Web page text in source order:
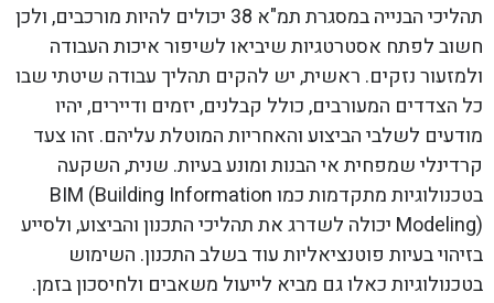
תהליכי הבנייה במסגרת תמ"א 38 יכולים להיות מורכבים, ולכן
חשוב לפתח אסטרטגיות שיביאו לשיפור איכות העבודה
ולמזעור נזקים. ראשית, יש להקים תהליך עבודה שיטתי שבו
כל הצדדים המעורבים, כולל קבלנים, יזמים ודיירים, יהיו
מודעים לשלבי הביצוע והאחריות המוטלת עליהם. זהו צעד
קרדינלי שמפחית אי הבנות ומונע בעיות. שנית, השקעה
בטכנולוגיות מתקדמות כמו BIM (Building Information
Modeling) יכולה לשדרג את תהליכי התכנון והביצוע, ולסייע
בזיהוי בעיות פוטנציאליות עוד בשלב התכנון. השימוש
בטכנולוגיות כאלו גם מביא לייעול משאבים ולחיסכון בזמן.